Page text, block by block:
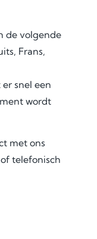
de volgende
Frans,
snel een
wordt
met ons
of telefonisch